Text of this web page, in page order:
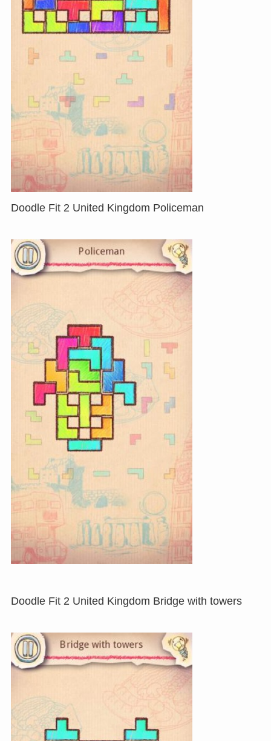
Doodle Fit 2 United Kingdom Policeman
Doodle Fit 2 United Kingdom Bridge with towers